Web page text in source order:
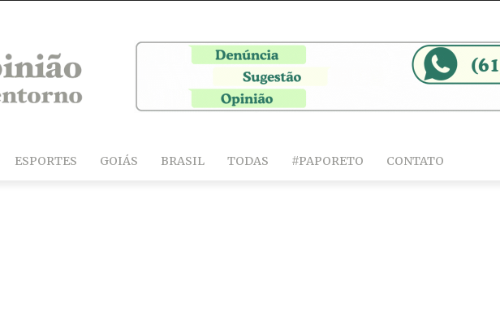
ESPORTES GOIÁS BRASIL TODAS #PAPORETO CONTATO